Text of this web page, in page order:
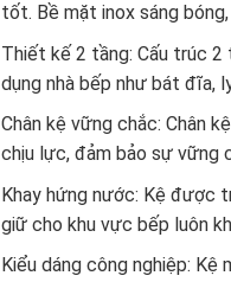
tốt. Bề mặt inox sáng
Thiết kế 2 tầng: Cấu trúc 2
dụng nhà bếp như bát đĩa,
Chân kệ vững chắc: Chân
chịu lực, đảm bảo sự vững
Khay hứng nước: Kệ được
giữ cho khu vực bếp luôn
Kiểu dáng công nghiệp: Kệ